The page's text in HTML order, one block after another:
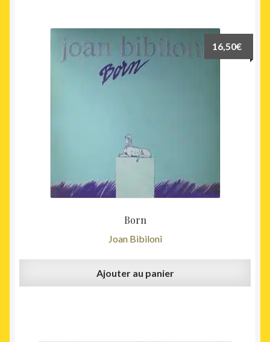
Born
Joan Bibiloni
16,50€
Ajouter au panier